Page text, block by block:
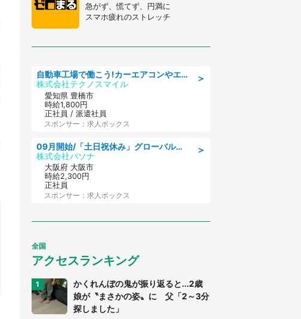
急がず、慌てず、円満に
スマホ疲れのストレッチ
＞
自動車工場で働こう!カーエアコンやエンジンの製造・加工業務/寮完備 denso aichi
株式会社テクノスマイル
愛知県 豊橋市
時給1,800円
正社員 / 派遣社員
スポンサー：求人ボックス
＞
09月開始/「土日祝休み」グローバル企業での産業保健のお仕事/保健師/高時給/残業なし/服装自由
株式会社パソナ
大阪府 大阪市
時給2,300円
正社員
スポンサー：求人ボックス
全国
アクセスランキング
かくれんぼの鬼が振り返ると...2歳
娘が〝まさかの姿〟に 父「2～3分
探しました」